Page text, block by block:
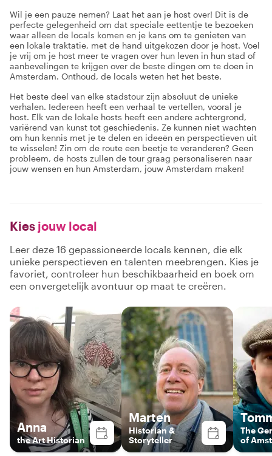
Wil je een pauze nemen? Laat het aan je host over! Dit is de
perfecte gelegenheid om dat speciale eettentje te bezoeken
waar alleen de locals komen en je kans om te genieten van
een lokale traktatie, met de hand uitgekozen door je host. Voel
je vrij om je host meer te vragen over hun leven in hun stad of
aanbevelingen te krijgen over de beste dingen om te doen in
Amsterdam. Onthoud, de locals weten het het beste.
Het beste deel van elke stadstour zijn absoluut de unieke
verhalen. Iedereen heeft een verhaal te vertellen, vooral je
host. Elk van de lokale hosts heeft een andere achtergrond,
variërend van kunst tot geschiedenis. Ze kunnen niet wachten
om hun kennis met je te delen en ideeën en perspectieven uit
te wisselen! Zin om de route een beetje te veranderen? Geen
probleem, de hosts zullen de tour graag personaliseren naar
jouw wensen en hun Amsterdam, jouw Amsterdam maken!
Kies jouw local
Leer deze 16 gepassioneerde locals kennen, die elk
unieke perspectieven en talenten meebrengen. Kies je
favoriet, controleer hun beschikbaarheid en boek om
een onvergetelijk avontuur op maat te creëren.
Anna
the Art Historian
Marten
Historian &
Storyteller
The
of